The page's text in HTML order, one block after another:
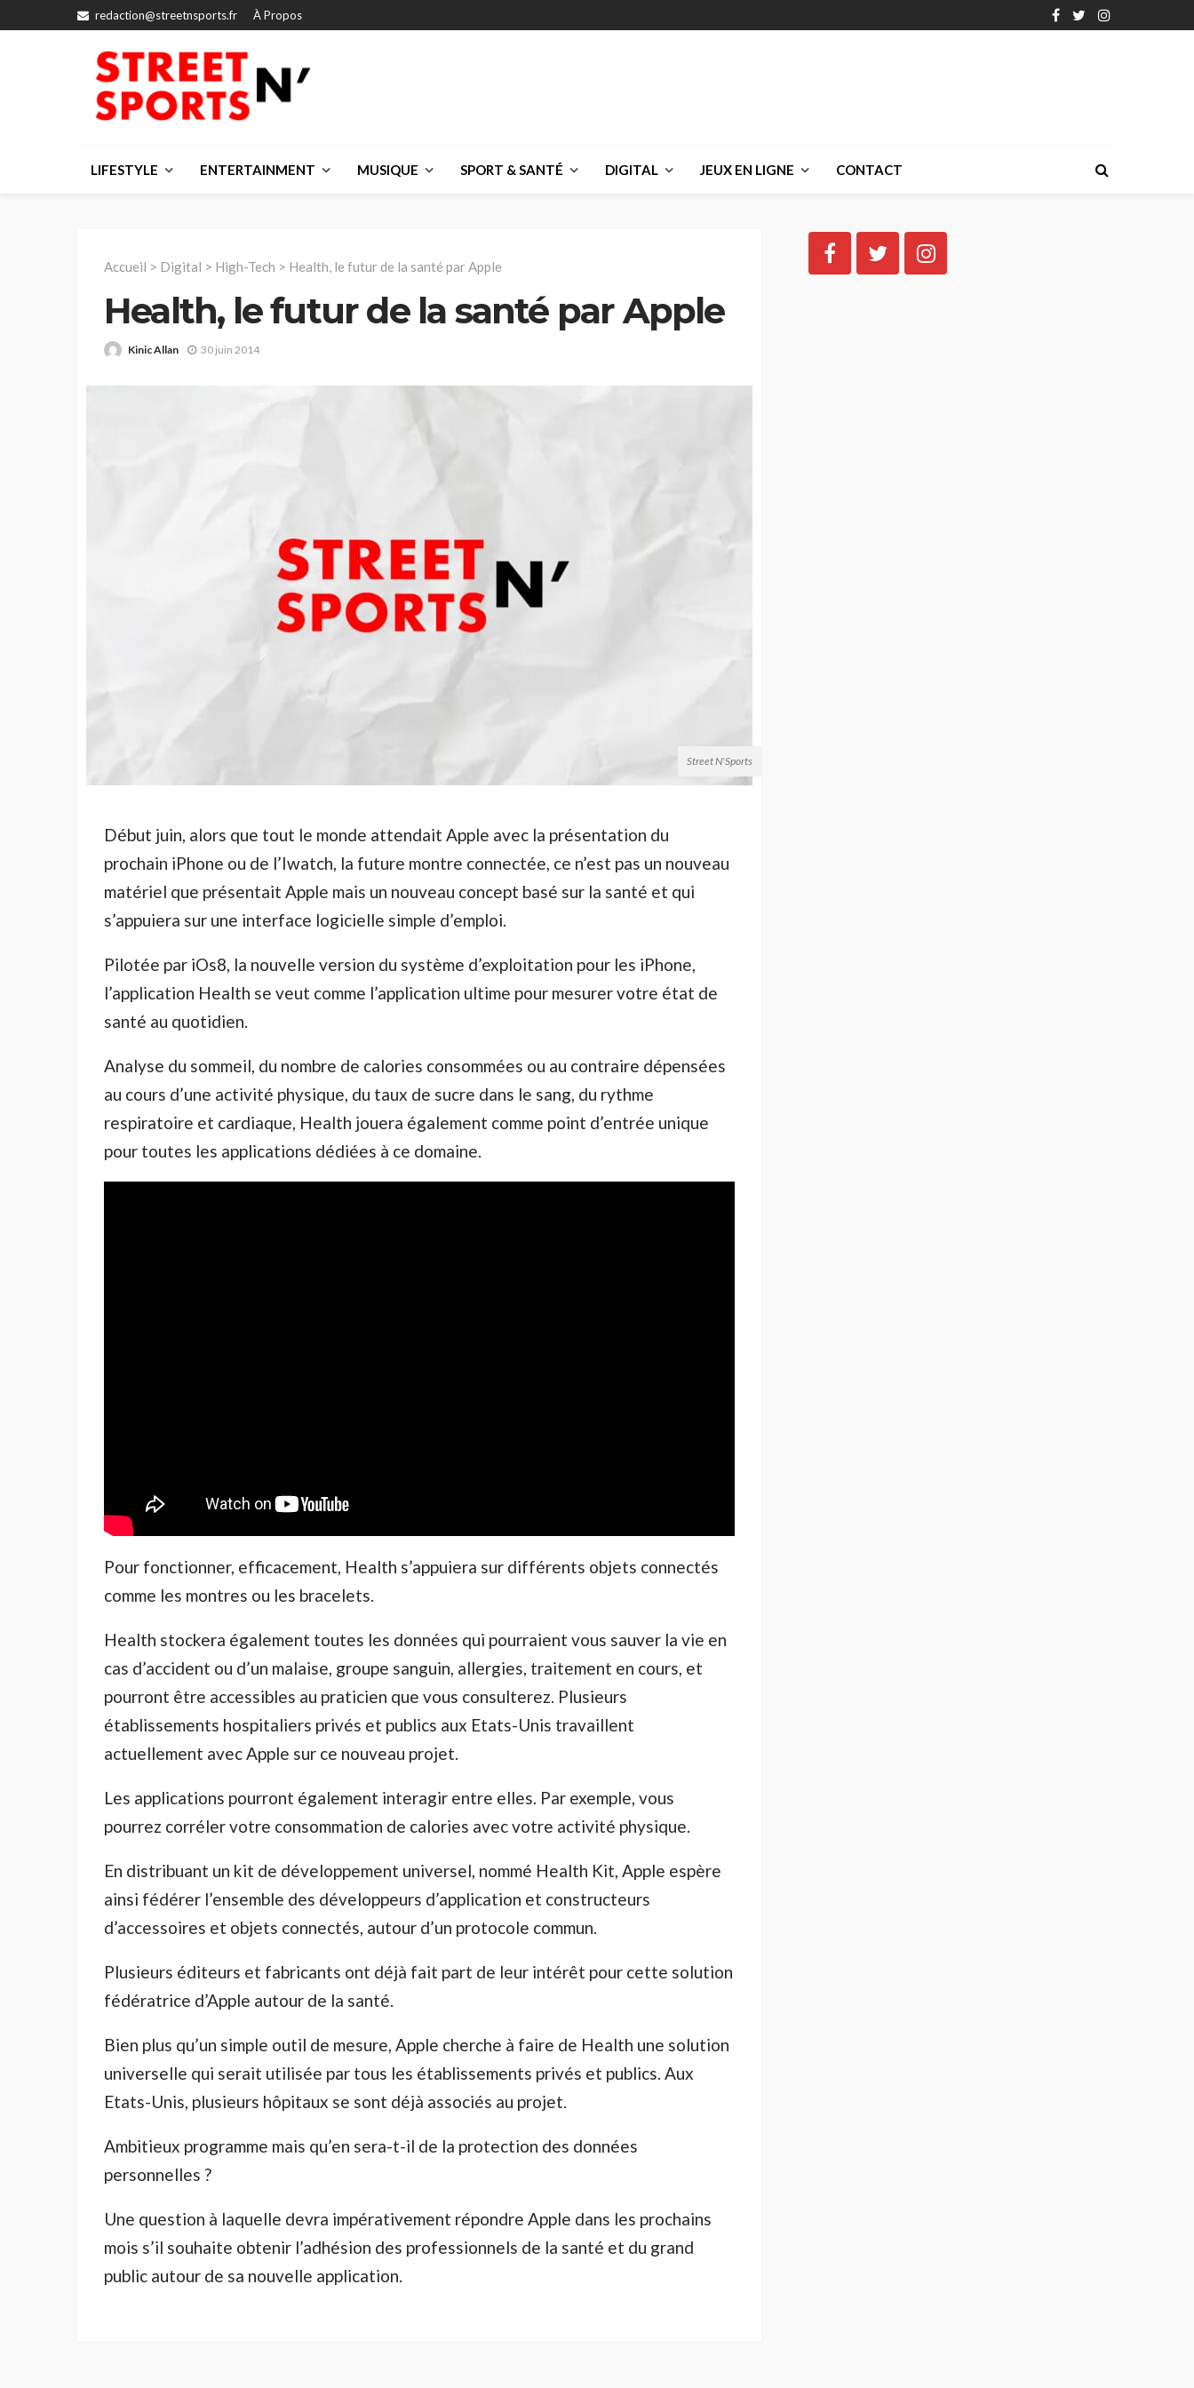
redaction@streetnsports.fr À Propos
LIFESTYLE ENTERTAINMENT MUSIQUE SPORT & SANTÉ DIGITAL JEUX EN LIGNE CONTACT
Accueil > Digital > High-Tech > Health, le futur de la santé par Apple
Health, le futur de la santé par Apple
Kinic Allan 30 juin 2014
Street N'Sports
Début juin, alors que tout le monde attendait Apple avec la présentation du
prochain iPhone ou de l’Iwatch, la future montre connectée, ce n’est pas un nouveau
matériel que présentait Apple mais un nouveau concept basé sur la santé et qui
s’appuiera sur une interface logicielle simple d’emploi.
Pilotée par iOs8, la nouvelle version du système d’exploitation pour les iPhone,
l’application Health se veut comme l’application ultime pour mesurer votre état de
santé au quotidien.
Analyse du sommeil, du nombre de calories consommées ou au contraire dépensées
au cours d’une activité physique, du taux de sucre dans le sang, du rythme
respiratoire et cardiaque, Health jouera également comme point d’entrée unique
pour toutes les applications dédiées à ce domaine.
Pour fonctionner, efficacement, Health s’appuiera sur différents objets connectés
comme les montres ou les bracelets.
Health stockera également toutes les données qui pourraient vous sauver la vie en
cas d’accident ou d’un malaise, groupe sanguin, allergies, traitement en cours, et
pourront être accessibles au praticien que vous consulterez. Plusieurs
établissements hospitaliers privés et publics aux Etats-Unis travaillent
actuellement avec Apple sur ce nouveau projet.
Les applications pourront également interagir entre elles. Par exemple, vous
pourrez corréler votre consommation de calories avec votre activité physique.
En distribuant un kit de développement universel, nommé Health Kit, Apple espère
ainsi fédérer l’ensemble des développeurs d’application et constructeurs
d’accessoires et objets connectés, autour d’un protocole commun.
Plusieurs éditeurs et fabricants ont déjà fait part de leur intérêt pour cette solution
fédératrice d’Apple autour de la santé.
Bien plus qu’un simple outil de mesure, Apple cherche à faire de Health une solution
universelle qui serait utilisée par tous les établissements privés et publics. Aux
Etats-Unis, plusieurs hôpitaux se sont déjà associés au projet.
Ambitieux programme mais qu’en sera-t-il de la protection des données
personnelles ?
Une question à laquelle devra impérativement répondre Apple dans les prochains
mois s’il souhaite obtenir l’adhésion des professionnels de la santé et du grand
public autour de sa nouvelle application.